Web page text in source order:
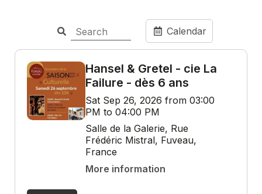
Calendar
Hansel & Gretel - cie La
Failure - dès 6 ans
Sat Sep 26, 2026 from 03:00
PM to 04:00 PM
Salle de la Galerie, Rue
Frédéric Mistral, Fuveau,
France
More information